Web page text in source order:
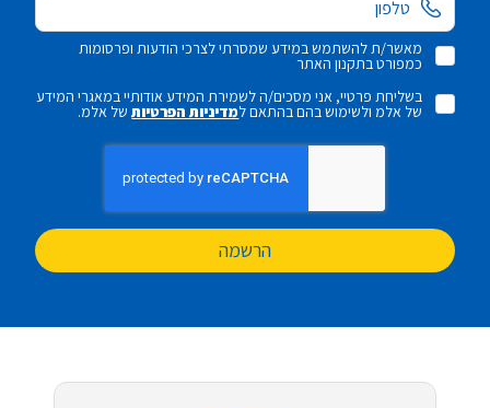
מאשר/ת להשתמש במידע שמסרתי לצרכי הודעות ופרסומות
כמפורט בתקנון האתר
בשליחת פרטיי, אני מסכים/ה לשמירת המידע אודותיי במאגרי המידע
של אלמ ולשימוש בהם בהתאם למדיניות הפרטיותשל אלמ.
הרשמה